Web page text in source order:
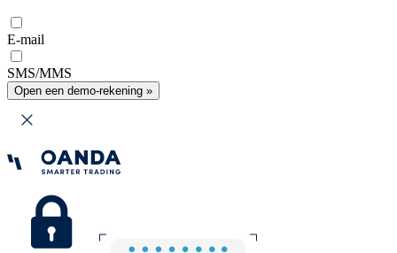
E-mail
SMS/MMS
Open een demo-rekening »